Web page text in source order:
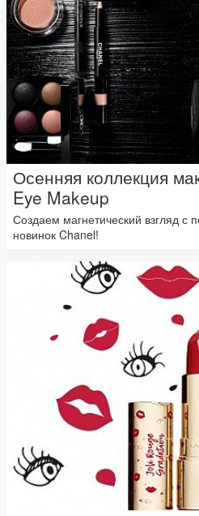
Осенняя коллекция
Eye Makeup
Создаем магнетический взгляд с
новинок Chanel!